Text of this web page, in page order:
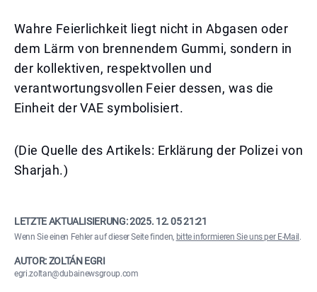
Wahre Feierlichkeit liegt nicht in Abgasen oder
dem Lärm von brennendem Gummi, sondern in
der kollektiven, respektvollen und
verantwortungsvollen Feier dessen, was die
Einheit der VAE symbolisiert.
(Die Quelle des Artikels: Erklärung der Polizei von
Sharjah.)
LETZTE AKTUALISIERUNG:2025. 12. 05 21:21
Wenn Sie einen Fehler auf dieser Seite finden, bitte informieren Sie uns per E-Mail .
AUTOR: ZOLTÁN EGRI
egri.zoltan@dubainewsgroup.com